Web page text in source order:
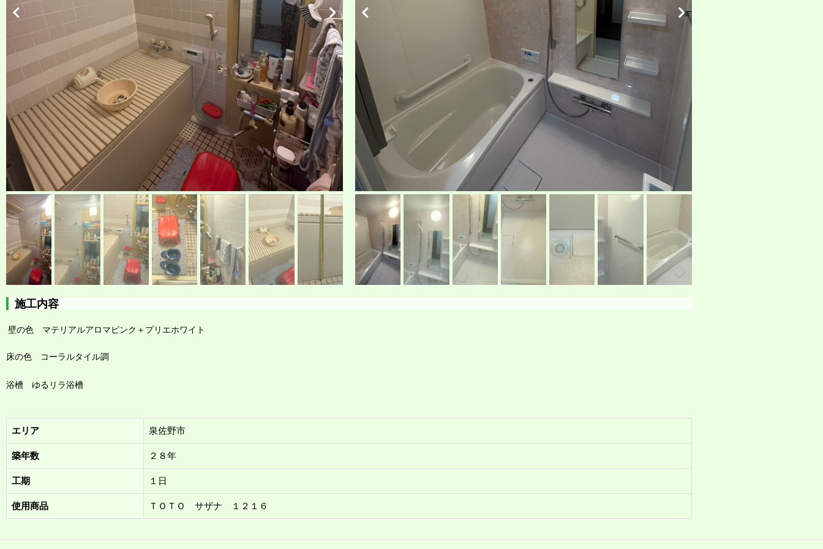
施工内容
壁の色 マテリアルアロマピンク ＋プリエホワイト
床の色 コーラルタイル調
浴槽 ゆるリラ浴槽
エリア 泉佐野市
築年数 ２８年
工期 １日
使用商品 ＴＯＴＯ サザナ １２１６